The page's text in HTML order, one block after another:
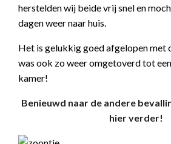
herstelden wij beide vrij snel en
dagen weer naar huis.
Het is gelukkig goed afgelopen met
was ook zo weer omgetoverd tot
kamer!
Benieuwd naar de andere
hier verder!